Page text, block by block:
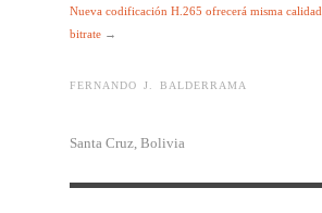
Nueva codificación H.265 ofrecerá misma
bitrate →
FERNANDO J. BALDERRAMA
Santa Cruz, Bolivia